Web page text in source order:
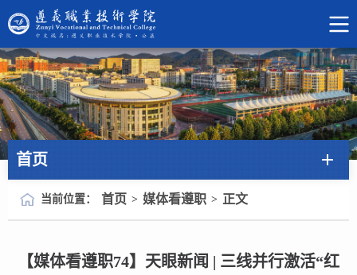
首页
当前位置： 首页 > 媒体看遵职 > 正文
【媒体看遵职74】天眼新闻 | 三线并行激活“红